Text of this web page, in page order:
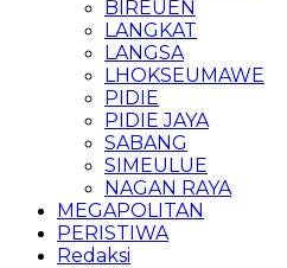
BIREUEN
LANGKAT
LANGSA
LHOKSEUMAWE
PIDIE
PIDIE JAYA
SABANG
SIMEULUE
NAGAN RAYA
MEGAPOLITAN
PERISTIWA
Redaksi